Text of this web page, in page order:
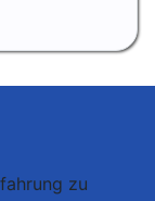
zu